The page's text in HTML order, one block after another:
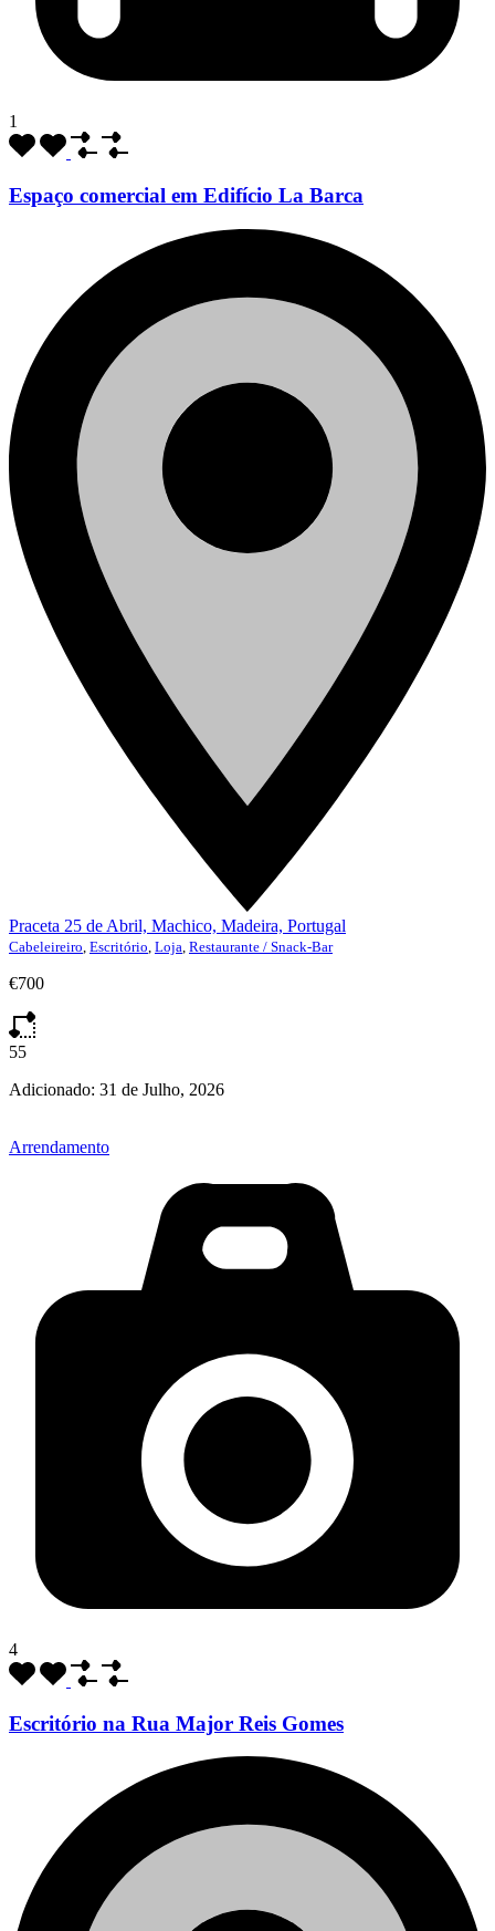
1
Espaço comercial em Edifício La Barca
Praceta 25 de Abril, Machico, Madeira, Portugal
Cabeleireiro Escritório Loja Restaurante / Snack-Bar
€700
55
Adicionado: 31 de Julho, 2026
Arrendamento
4
Escritório na Rua Major Reis Gomes